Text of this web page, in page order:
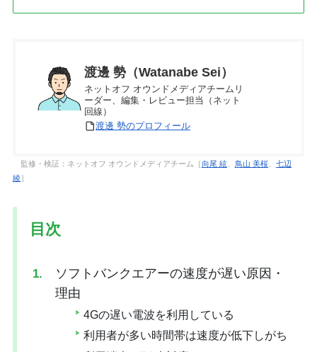
渡邊 勢（Watanabe Sei）
ネットオフ オウンドメディアチームリ
ーダー、編集・レビュー担当（ネット
回線）
渡邊 勢のプロフィール
監修・検証：ネットオフ オウンドメディアチーム［向尾 絃、 鳥山 美桜、 七辺
綾］
目次
ソフトバンクエアーの速度が遅い原因・
理由
4Gの遅い電波を利用している
利用者が多い時間帯は速度が低下しがち